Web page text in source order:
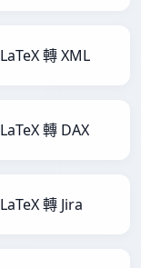
LaTeX 轉 XML
LaTeX 轉 DAX
LaTeX 轉 Jira